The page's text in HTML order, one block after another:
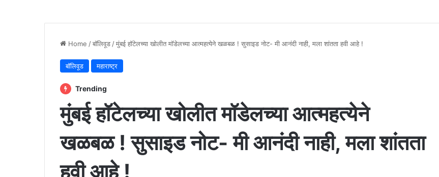
Home /बॉलिवूड /मुंबई हॉटेलच्या खोलीत मॉडेलच्या आत्महत्येने खळबळ ! सुसाइड नोट- मी आनंदी नाही, मला शांतता हवी आहे !
बॉलिवूड महाराष्ट्र
Trending
मुंबई हॉटेलच्या खोलीत मॉडेलच्या आत्महत्येने
खळबळ ! सुसाइड नोट- मी आनंदी नाही, मला शांतता
हवी आहे !